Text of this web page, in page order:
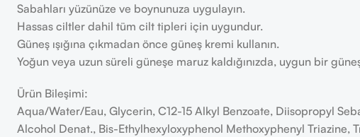
Sabahları yüzünüze ve boynunuza uygulayın.
Hassas ciltler dahil tüm cilt tipleri için uygundur.
Güneş ışığına çıkmadan önce güneş kremi kullanın.
​Yoğun veya uzun süreli güneşe maruz kaldığınızda, uygun bir
Ürün Bileşimi:
Aqua/Water/Eau, Glycerin, C12-15 Alkyl Benzoate, Diisopropyl
Alcohol Denat., Bis-Ethylhexyloxyphenol Methoxyphenyl Triazine,